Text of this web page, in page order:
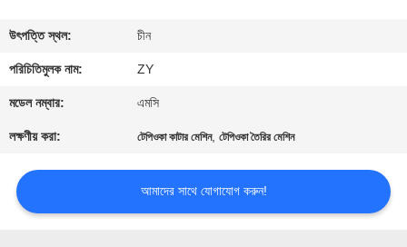
যোগাযোগ
করুন
খবর
উদ্ধৃতির
উৎপত্তি স্থল: চীন
পরিচিতিমুলক নাম: ZY
মডেল নম্বার: এমসি
লক্ষণীয় করা: টেপিওকা কাটার মেশিন,টেপিওকা তৈরির মেশিন
আমাদের সাথে যোগাযোগ করুন!